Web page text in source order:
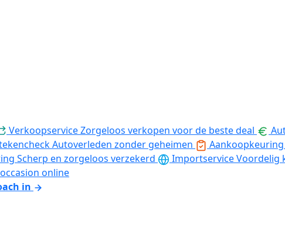
VerkoopserviceZorgeloos verkopen voor de beste deal
Autoverleden zonder geheimen
Aankoopkeuring
Scherp en zorgeloos verzekerd ImportserviceVoordelig
online
in